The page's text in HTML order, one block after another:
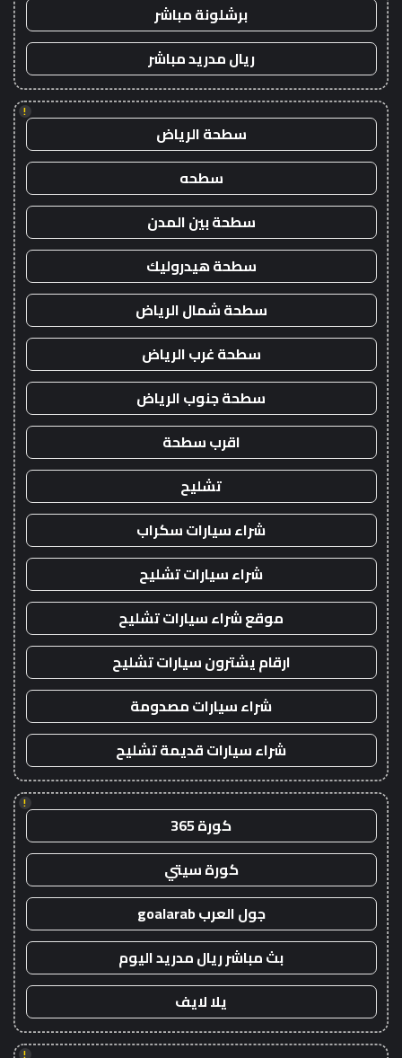
برشلونة مباشر
ريال مدريد مباشر
!
سطحة الرياض
سطحه
سطحة بين المدن
سطحة هيدروليك
سطحة شمال الرياض
سطحة غرب الرياض
سطحة جنوب الرياض
اقرب سطحة
تشليح
شراء سيارات سكراب
شراء سيارات تشليح
موقع شراء سيارات تشليح
ارقام يشترون سيارات تشليح
شراء سيارات مصدومة
شراء سيارات قديمة تشليح
!
كورة 365
كورة سيتي
جول العرب goalarab
بث مباشر ريال مدريد اليوم
يلا لايف
!